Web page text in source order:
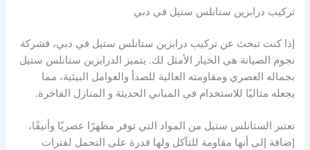
تركيب درابزين ستانلس ستيل في دبي
إذا كنت تبحث عن تركيب درابزين ستانلس ستيل في دبي، فشركة
نجوم الصيانة هي الخيار الأمثل لك. يتميز الدرابزين ستانلس ستيل
بجماله العصري ومقاومته العالية للصدأ والعوامل البيئية، مما
يجعله مثاليًا للاستخدام في المباني الحديثة و المنازل الفاخرة.
تعتبر الستانلس ستيل من المواد التي توفر مظهرًا عصريًا وأنيقًا،
إضافة إلى أنها مقاومة للتآكل ولها قدرة على التحمل لفترات